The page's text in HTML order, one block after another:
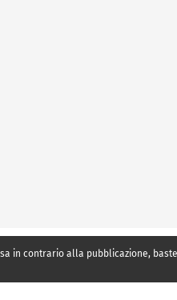
in contrario alla pubblicazione,